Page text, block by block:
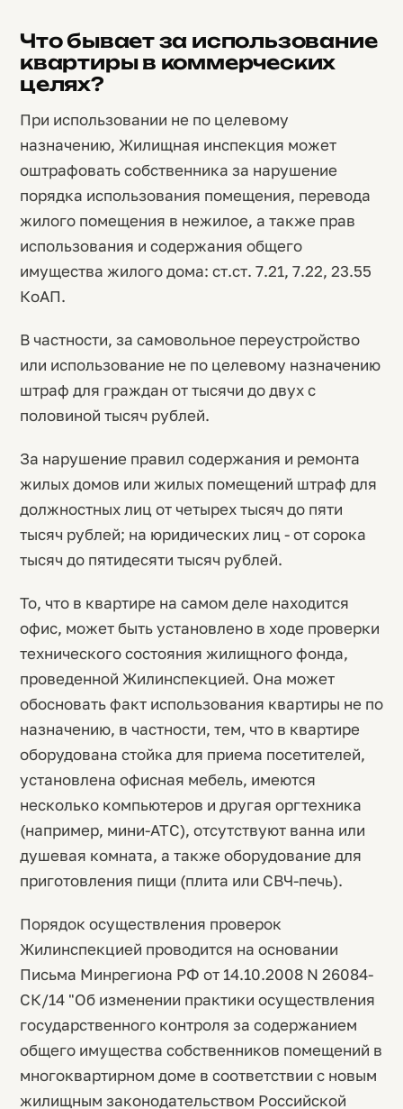
Что бывает за использование
квартиры в коммерческих
целях?
При использовании не по целевому
назначению, Жилищная инспекция может
оштрафовать собственника за нарушение
порядка использования помещения, перевода
жилого помещения в нежилое, а также прав
использования и содержания общего
имущества жилого дома: ст.ст. 7.21, 7.22, 23.55
КоАП.
В частности, за самовольное переустройство
или использование не по целевому назначению
штраф для граждан от тысячи до двух с
половиной тысяч рублей.
За нарушение правил содержания и ремонта
жилых домов или жилых помещений штраф для
должностных лиц от четырех тысяч до пяти
тысяч рублей; на юридических лиц - от сорока
тысяч до пятидесяти тысяч рублей.
То, что в квартире на самом деле находится
офис, может быть установлено в ходе проверки
технического состояния жилищного фонда,
проведенной Жилинспекцией. Она может
обосновать факт использования квартиры не по
назначению, в частности, тем, что в квартире
оборудована стойка для приема посетителей,
установлена офисная мебель, имеются
несколько компьютеров и другая оргтехника
(например, мини-АТС), отсутствуют ванна или
душевая комната, а также оборудование для
приготовления пищи (плита или СВЧ-печь).
Порядок осуществления проверок
Жилинспекцией проводится на основании
Письма Минрегиона РФ от 14.10.2008 N 26084-
СК/14 "Об изменении практики осуществления
государственного контроля за содержанием
общего имущества собственников помещений в
многоквартирном доме в соответствии с новым
жилищным законодательством Российской